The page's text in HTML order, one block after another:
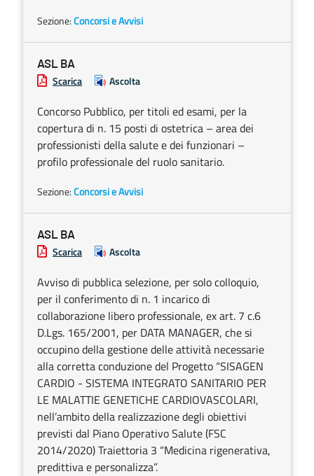
Sezione:Concorsi e Avvisi
ASL BA
Scarica Ascolta
Concorso Pubblico, per titoli ed esami, per la
copertura di n. 15 posti di ostetrica – area dei
professionisti della salute e dei funzionari –
profilo professionale del ruolo sanitario.
Sezione:Concorsi e Avvisi
ASL BA
Scarica Ascolta
Avviso di pubblica selezione, per solo colloquio,
per il conferimento di n. 1 incarico di
collaborazione libero professionale, ex art. 7 c.6
D.Lgs. 165/2001, per DATA MANAGER, che si
occupino della gestione delle attività necessarie
alla corretta conduzione del Progetto “SISAGEN
CARDIO - SISTEMA INTEGRATO SANITARIO PER
LE MALATTIE GENETICHE CARDIOVASCOLARI,
nell’ambito della realizzazione degli obiettivi
previsti dal Piano Operativo Salute (FSC
2014/2020) Traiettoria 3 “Medicina rigenerativa,
predittiva e personalizza”.